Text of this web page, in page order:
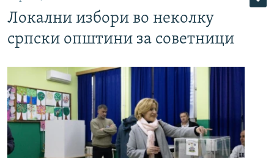
Локални избори во неколку
српски општини за советници